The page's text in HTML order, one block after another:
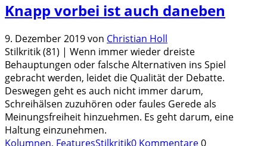
Knapp vorbei ist auch daneben
9. Dezember 2019von Christian Holl
Stilkritik (81) | Wenn immer wieder dreiste
Behauptungen oder falsche Alternativen ins Spiel
gebracht werden, leidet die Qualität der Debatte.
Deswegen geht es auch nicht immer darum,
Schreihälsen zuzuhören oder faules Gerede als
Meinungsfreiheit hinzuehmen. Es geht darum, eine
Haltung einzunehmen.
Kolumnen, FeaturesStilkritik0 Kommentare0